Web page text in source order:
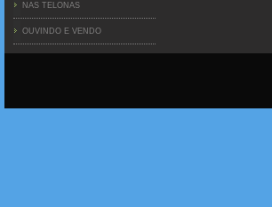
NAS TELONAS
OUVINDO E VENDO